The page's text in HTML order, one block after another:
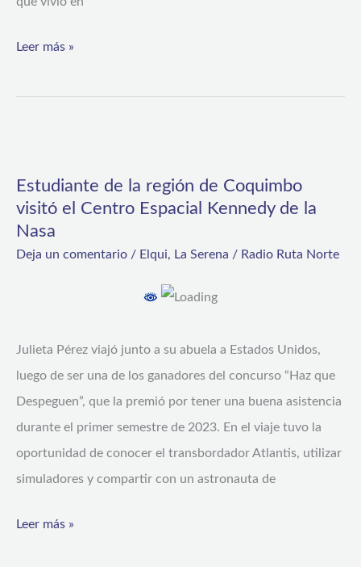
Leer más »
Estudiante de la región de Coquimbo
visitó el Centro Espacial Kennedy de la
Nasa
Deja un comentario / Elqui, La Serena / Radio Ruta Norte
Julieta Pérez viajó junto a su abuela a Estados Unidos,
luego de ser una de los ganadores del concurso “Haz que
Despeguen”, que la premió por tener una buena asistencia
durante el primer semestre de 2023. En el viaje tuvo la
oportunidad de conocer el transbordador Atlantis, utilizar
simuladores y compartir con un astronauta de
la
Centro
Espacial
Kennedy
de
la
Nasa
Leer más »